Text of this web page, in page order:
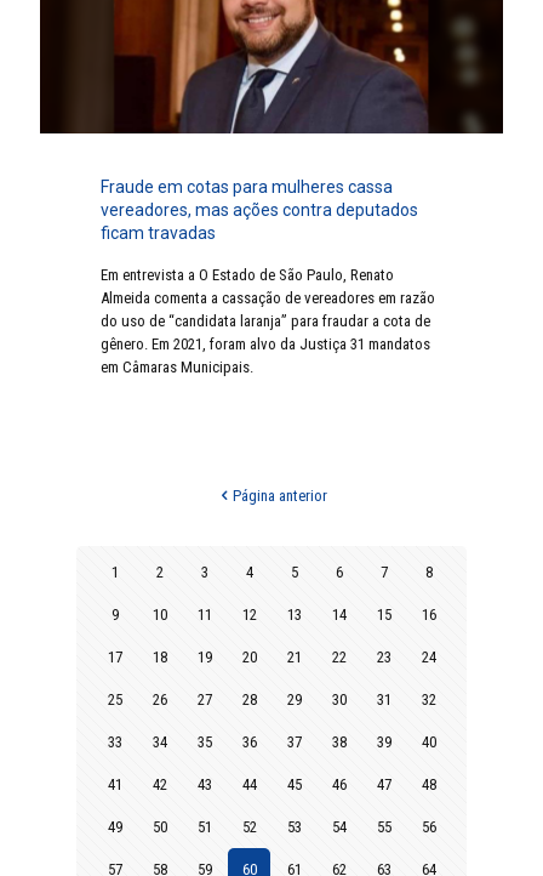
Fraude em cotas para mulheres cassa
vereadores, mas ações contra deputados
ficam travadas
Em entrevista a O Estado de São Paulo, Renato
Almeida comenta a cassação de vereadores em razão
do uso de “candidata laranja” para fraudar a cota de
gênero. Em 2021, foram alvo da Justiça 31 mandatos
em Câmaras Municipais.
Página anterior
1 2 3 4 5 6 7 8
9 10 11 12 13 14 15 16
17 18 19 20 21 22 23 24
25 26 27 28 29 30 31 32
33 34 35 36 37 38 39 40
41 42 43 44 45 46 47 48
49 50 51 52 53 54 55 56
57 58 59 60 61 62 63 64